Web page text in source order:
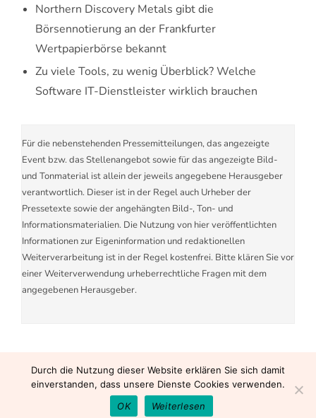
Northern Discovery Metals gibt die
Börsennotierung an der Frankfurter
Wertpapierbörse bekannt
Zu viele Tools, zu wenig Überblick? Welche
Software IT-Dienstleister wirklich brauchen
Für die nebenstehenden Pressemitteilungen, das angezeigte
Event bzw. das Stellenangebot sowie für das angezeigte Bild-
und Tonmaterial ist allein der jeweils angegebene Herausgeber
verantwortlich. Dieser ist in der Regel auch Urheber der
Pressetexte sowie der angehängten Bild-, Ton- und
Informationsmaterialien. Die Nutzung von hier veröffentlichten
Informationen zur Eigeninformation und redaktionellen
Weiterverarbeitung ist in der Regel kostenfrei. Bitte klären Sie vor
einer Weiterverwendung urheberrechtliche Fragen mit dem
angegebenen Herausgeber.
Durch die Nutzung dieser Website erklären Sie sich damit
einverstanden, dass unsere Dienste Cookies verwenden.
OK
Weiterlesen